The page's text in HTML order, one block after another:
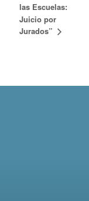
las Escuelas:
Juicio por
Jurados”